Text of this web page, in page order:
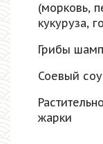
(морковь,
кукуруза,
Грибы
Соевый
жарки